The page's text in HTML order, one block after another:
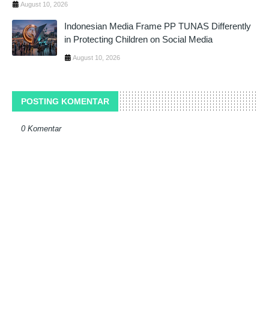
August 10, 2026
Indonesian Media Frame PP TUNAS Differently
in Protecting Children on Social Media
August 10, 2026
POSTING KOMENTAR
0 Komentar